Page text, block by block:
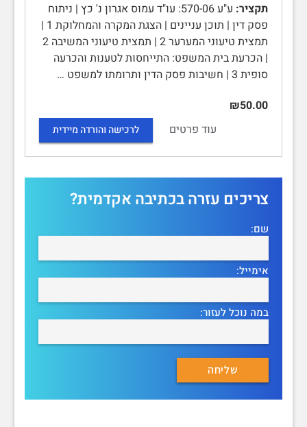
תקציר:
ע"ע 570-06: עו"ד עמוס אגרון נ' כץ | ניתוח
פסק דין | תוכן עניינים | הצגת המקרה והמחלוקת 1 |
תמצית טיעוני המערער 2 | תמצית טיעוני המשיבה 2
| הכרעת בית המשפט: התייחסות לטענות והכרעה
סופית 3 | חשיבות פסק הדין ותרומתו למשפט …
₪50.00
עוד פרטים
לרכישה והורדה מיידית
צריכים עזרה בכתיבה אקדמית?
שם:
אימייל:
במה נוכל לעזור: